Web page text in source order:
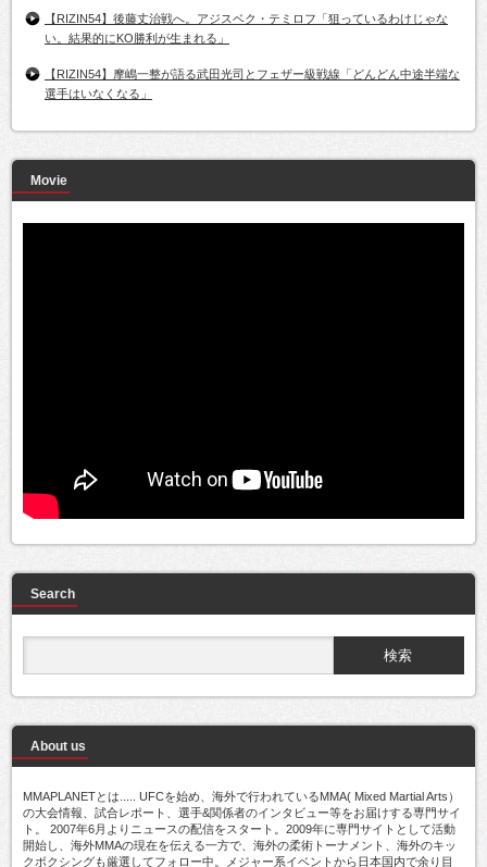
【RIZIN54】後藤丈治戦へ。アジスベク・テミロフ「狙っているわけじゃな
い。結果的にKO勝利が生まれる」
【RIZIN54】摩嶋一整が語る武田光司とフェザー級戦線「どんどん中途半端な
選手はいなくなる」
Movie
Search
About us
MMAPLANETとは..... UFCを始め、海外で行われているMMA( Mixed Martial Arts）
の大会情報、試合レポート、選手&関係者のインタビュー等をお届けする専門サイ
ト。 2007年6月よりニュースの配信をスタート。2009年に専門サイトとして活動
開始し、海外MMAの現在を伝える一方で、海外の柔術トーナメント、海外のキッ
クボクシングも厳選してフォロー中。メジャー系イベントから日本国内で余り目